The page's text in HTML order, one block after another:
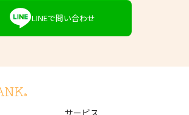
LINEで問い合わせ